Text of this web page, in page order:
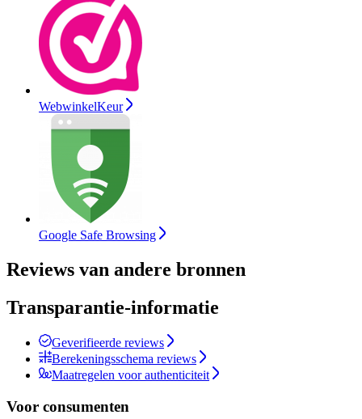
WebwinkelKeur
Google Safe Browsing
Reviews van andere bronnen
Transparantie-informatie
Geverifieerde reviews
Berekeningsschema reviews
Maatregelen voor authenticiteit
Voor consumenten